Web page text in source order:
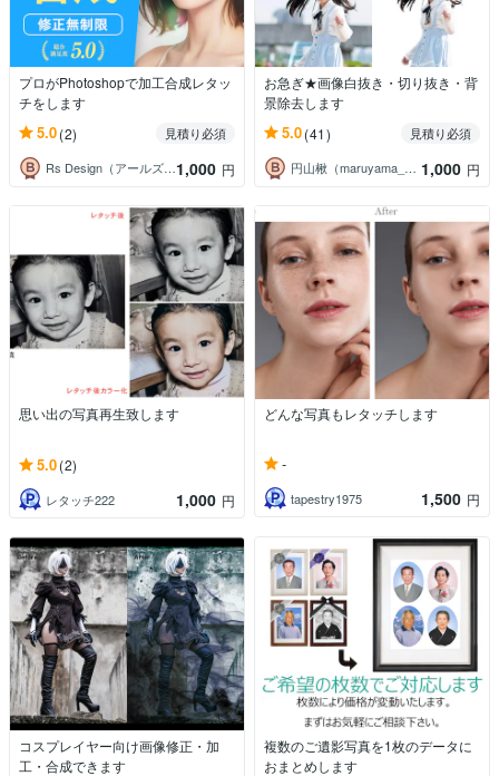
プロがPhotoshopで加工合成レタッ
チをします
5.0(2)
見積り必須
Rs Design（アールズデザイン）1,000 円
お急ぎ★画像白抜き・切り抜き・背
景除去します
5.0(41)
見積り必須
円山楸（maruyama_hisagi） 1,000 円
思い出の写真再生致します
5.0(2)
レタッチ222 1,000 円
どんな写真もレタッチします
-
tapestry1975 1,500 円
コスプレイヤー向け画像修正・加
工・合成できます
複数のご遺影写真を1枚のデータに
おまとめします